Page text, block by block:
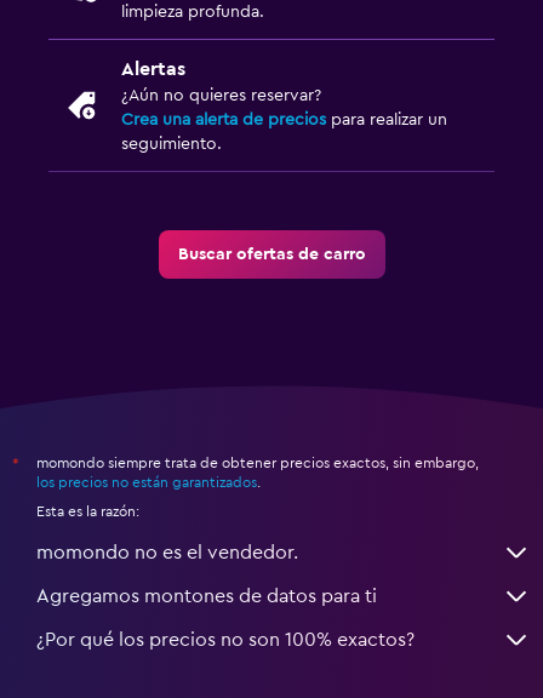
limpieza profunda.
Alertas
¿Aún no quieres reservar?
Crea una alerta de precios para realizar un
seguimiento.
Buscar ofertas de carro
*
momondo siempre trata de obtener precios exactos, sin embargo,
los precios no están garantizados.
Esta es la razón:
momondo no es el vendedor.
Agregamos montones de datos para ti
¿Por qué los precios no son 100% exactos?